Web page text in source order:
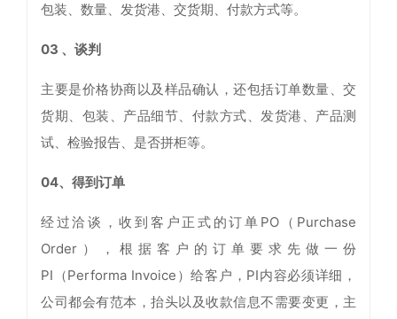
包装、数量、发货港、交货期、付款方式等。
03 、谈判
主要是价格协商以及样品确认，还包括订单数量、交
货期、包装、产品细节、付款方式、发货港、产品测
试、检验报告、是否拼柜等。
04、得到订单
经过洽谈，收到客户正式的订单PO（Purchase
Order），根据客户的订单要求先做一份
PI（Performa Invoice）给客户，PI内容必须详细，
公司都会有范本，抬头以及收款信息不需要变更，主